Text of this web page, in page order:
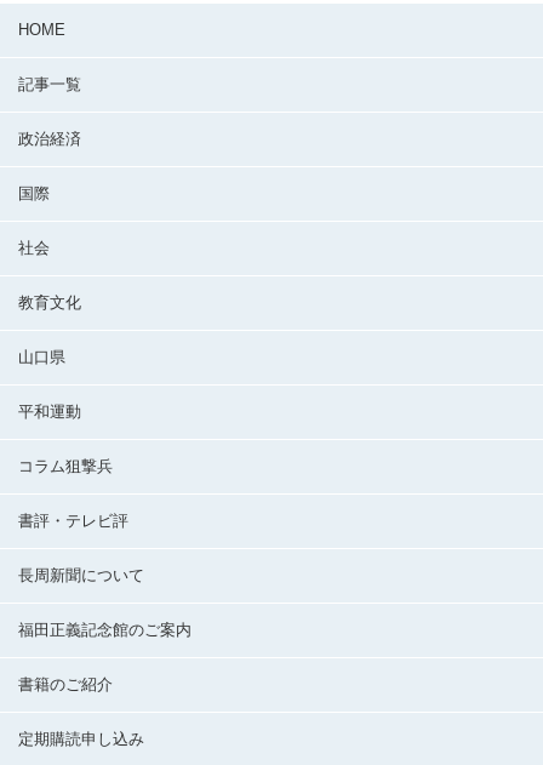
HOME
記事一覧
政治経済
国際
社会
教育文化
山口県
平和運動
コラム狙撃兵
書評・テレビ評
長周新聞について
福田正義記念館のご案内
書籍のご紹介
定期購読申し込み